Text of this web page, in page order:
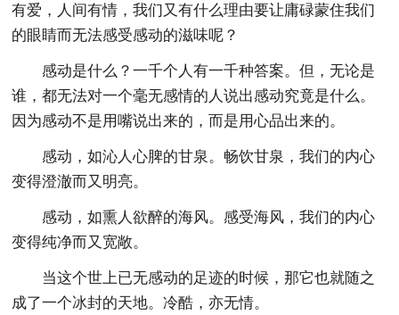
有爱，人间有情，我们又有什么理由要让庸碌蒙住我们
的眼睛而无法感受感动的滋味呢？
感动是什么？一千个人有一千种答案。但，无论是
谁，都无法对一个毫无感情的人说出感动究竟是什么。
因为感动不是用嘴说出来的，而是用心品出来的。
感动，如沁人心脾的甘泉。畅饮甘泉，我们的内心
变得澄澈而又明亮。
感动，如熏人欲醉的海风。感受海风，我们的内心
变得纯净而又宽敞。
当这个世上已无感动的足迹的时候，那它也就随之
成了一个冰封的天地。冷酷，亦无情。